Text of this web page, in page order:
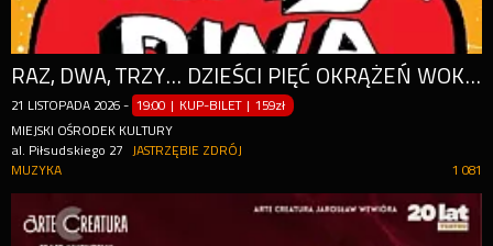
RAZ, DWA, TRZY... DZIEŚCI PIĘĆ OKRĄŻEŃ WOKÓŁ SŁOŃCA
21 LISTOPADA 2026 - 19:00 | KUP-BILET |159zł
MIEJSKI OŚRODEK KULTURY
al. Piłsudskiego 27
JASTRZĘBIE ZDRÓJ
1 081
MUZYKA